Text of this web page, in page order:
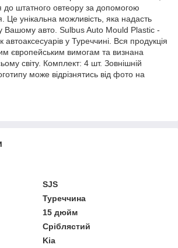
до штатного овтеору за допомогою
Це унікальна можливість, яка надасть
Вашому авто. Sulbus Auto Mould Plastic -
автоаксесуарів у Туреччині. Вся продукція
європейським вимогам та визнана
світу. Комплект: 4 шт. Зовнішній
може відрізнятись від фото на
SJS
Туреччина
15 дюйм
Сріблястий
Kia